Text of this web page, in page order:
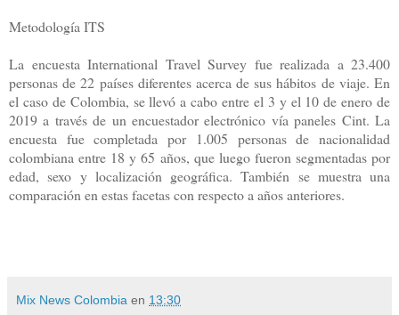
Metodología ITS
La encuesta International Travel Survey fue realizada a 23.400
personas de 22 países diferentes acerca de sus hábitos de viaje. En
el caso de Colombia, se llevó a cabo entre el 3 y el 10 de enero de
2019 a través de un encuestador electrónico vía paneles Cint. La
encuesta fue completada por 1.005 personas de nacionalidad
colombiana entre 18 y 65 años, que luego fueron segmentadas por
edad, sexo y localización geográfica. También se muestra una
comparación en estas facetas con respecto a años anteriores.
Mix News Colombia en 13:30